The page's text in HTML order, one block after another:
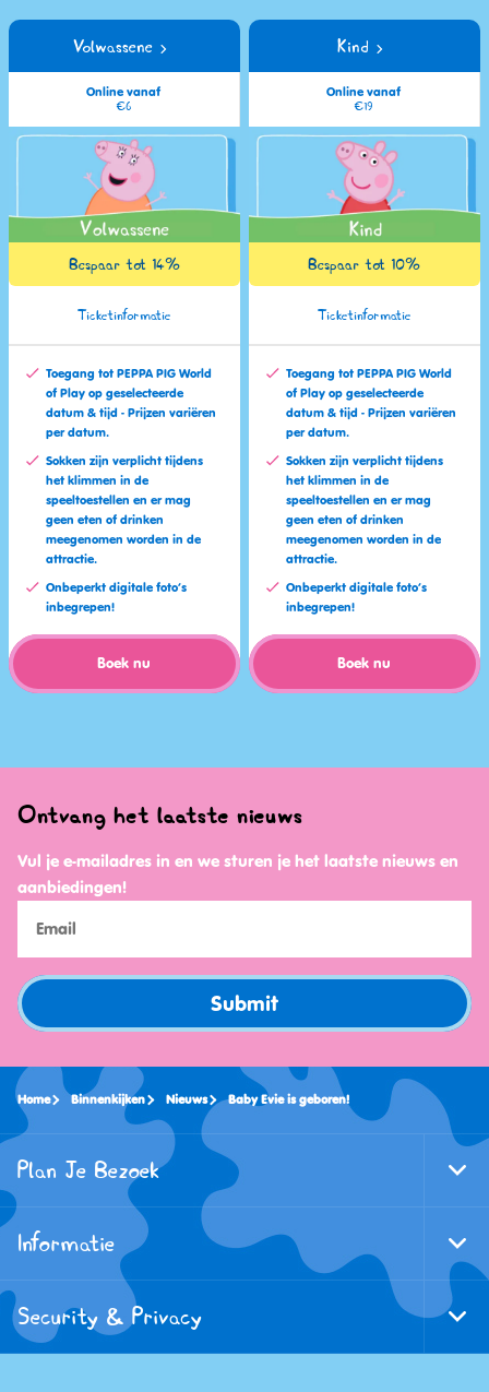
Volwassene
Online vanaf
€6
Bespaar tot 14%
Ticketinformatie
Toegang tot PEPPA PIG World
of Play op geselecteerde
datum & tijd - Prijzen variëren
per datum.
Sokken zijn verplicht tijdens
het klimmen in de
speeltoestellen en er mag
geen eten of drinken
meegenomen worden in de
attractie.
Onbeperkt digitale foto’s
inbegrepen!
Boek nu
Kind
Online vanaf
€19
Bespaar tot 10%
Ticketinformatie
Toegang tot PEPPA PIG World
of Play op geselecteerde
datum & tijd - Prijzen variëren
per datum.
Sokken zijn verplicht tijdens
het klimmen in de
speeltoestellen en er mag
geen eten of drinken
meegenomen worden in de
attractie.
Onbeperkt digitale foto’s
inbegrepen!
Boek nu
Ontvang het laatste nieuws
Vul je e-mailadres in en we sturen je het laatste nieuws en
aanbiedingen!
Submit
Home Binnenkijken Nieuws Baby Evie is geboren!
Plan Je Bezoek
Informatie
Security & Privacy